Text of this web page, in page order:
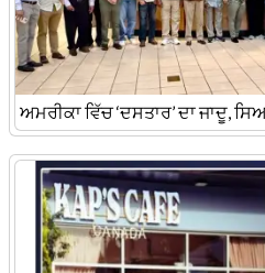
ਅਮਰੀਕਾ ਵਿੱਚ ‘ਦਸਤਾਰ’ ਦਾ ਜਾਦੂ,